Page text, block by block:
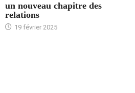
un nouveau chapitre des
relations
19 février 2025